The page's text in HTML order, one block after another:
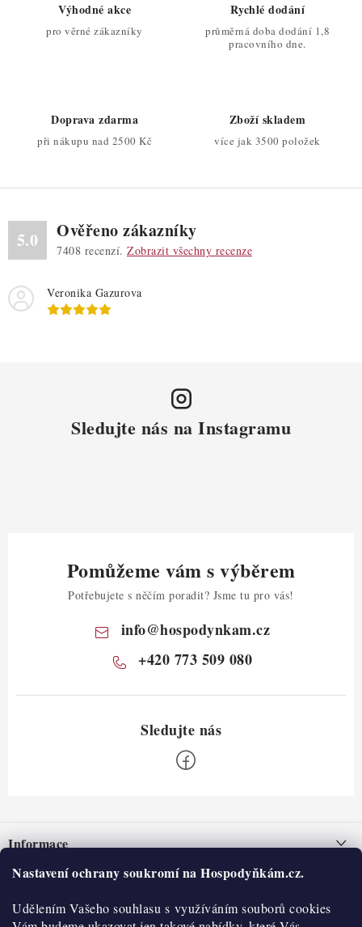
Nastavení ochrany soukromí na Hospodyňkám.cz.
Udělením Vašeho souhlasu s využíváním souborů cookies
u
Výhodné akce
pro věrné zákazníky
Rychlé dodání
průměrná doba dodání 1,8
pracovního dne.
Doprava zdarma
při nákupu nad 2500 Kč
Zboží skladem
více jak 3500 položek
5.0 Ověřeno zákazníky
7408 recenzí. Zobrazit všechny recenze
Veronika Gazurova
Sledujte nás na Instagramu
Pomůžeme vám s výběrem
Potřebujete s něčím poradit? Jsme tu pro vás!
info@hospodynkam.cz
+420 773 509 080
pInformace
Nepřevzetí zásilky na dobírku
Obchodní podmínky
O nás
Historie